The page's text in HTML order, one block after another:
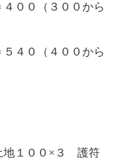
００（３００から
４０（４００から
地１００×３ 護符